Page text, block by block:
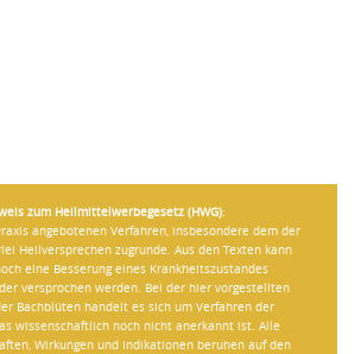
zum Heilmittelwerbegesetz (HWG):
angebotenen Verfahren, insbesondere dem der
Heilversprechen zugrunde. Aus den Texten kann
eine Besserung eines Krankheitszustandes
versprochen werden. Bei der hier vorgestellten
Bachblüten handelt es sich um Verfahren der
wissenschaftlich noch nicht anerkannt ist. Alle
Wirkungen und Indikationen beruhen auf den